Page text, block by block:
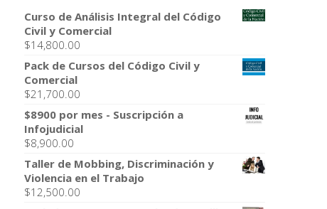
Curso de Análisis Integral del Código
Civil y Comercial
$14,800.00
Pack de Cursos del Código Civil y
Comercial
$21,700.00
$8900 por mes - Suscripción a
Infojudicial
$8,900.00
Taller de Mobbing, Discriminación y
Violencia en el Trabajo
$12,500.00